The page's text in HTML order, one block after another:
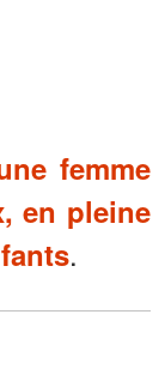
femme
en pleine
.